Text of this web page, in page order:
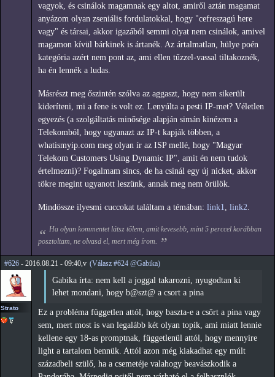
vagyok, és csinálok magamnak egy altot, amiről aztán magamat
anyázom olyan zseniális fordulatokkal, hogy "cefreszagú here
vagy" és társai, akkor igazából semmi olyat nem csinálok, amivel
magamon kívül bárkinek is ártanék. Az ártalmatlan, hülye poén
kategória azért nem pont az, ami ellen tűzzel-vassal tiltakoznék,
ha én lennék a ludas.
Másrészt meg őszintén szólva az aggaszt, hogy nem sikerült
kideríteni, mi a fene is volt ez. Lenyúlta a pesti IP-met? Véletlen
egyezés (a szolgáltatás minősége alapján simán kinézem a
Telekomból, hogy ugyanazt az IP-t kapják többen, a
whatismyip.com meg olyan ír az ISP mellé, hogy "Magyar
Telekom Customers Using Dynamic IP", amit én nem tudok
értelmezni)? Fogalmam sincs, de ha csinál egy új nicket, akkor
tökre megint ugyanott leszünk, annak meg nem örülök.
Mindössze ilyesmi cuccokat találtam a témában: link1 link2
Ha olyan kommentet látsz tőlem, amit kevesebb, mint 5 perccel korábban
posztoltam, ne olvasd el, mert még írom.
#626 - 2016.08.21 - 09:40,v (Válasz #624 @Gabika)
Strato
Gabika írta: nem kell a joggal takarozni, nyugodtan ki
lehet mondani, hogy b@szt@ a csort a pina
Ez a probléma független attól, hogy baszta-e a csőrt a pina vagy
sem, mert most is van legalább két olyan topik, ami miatt lennie
kellene egy 18-as promptnak, függetlenül attól, hogy mennyire
light a tartalom bennük. Attól azon még kiakadhat egy múlt
századbeli szülő, ha a csemetéje valahogy beavászkodik a